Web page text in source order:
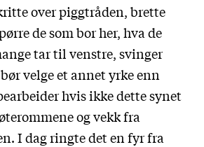
over piggtråden, brette
de som bor her, hva de
tar til venstre, svinger
velge et annet yrke enn
hvis ikke dette synet
og vekk fra
I dag ringte det en fyr fra